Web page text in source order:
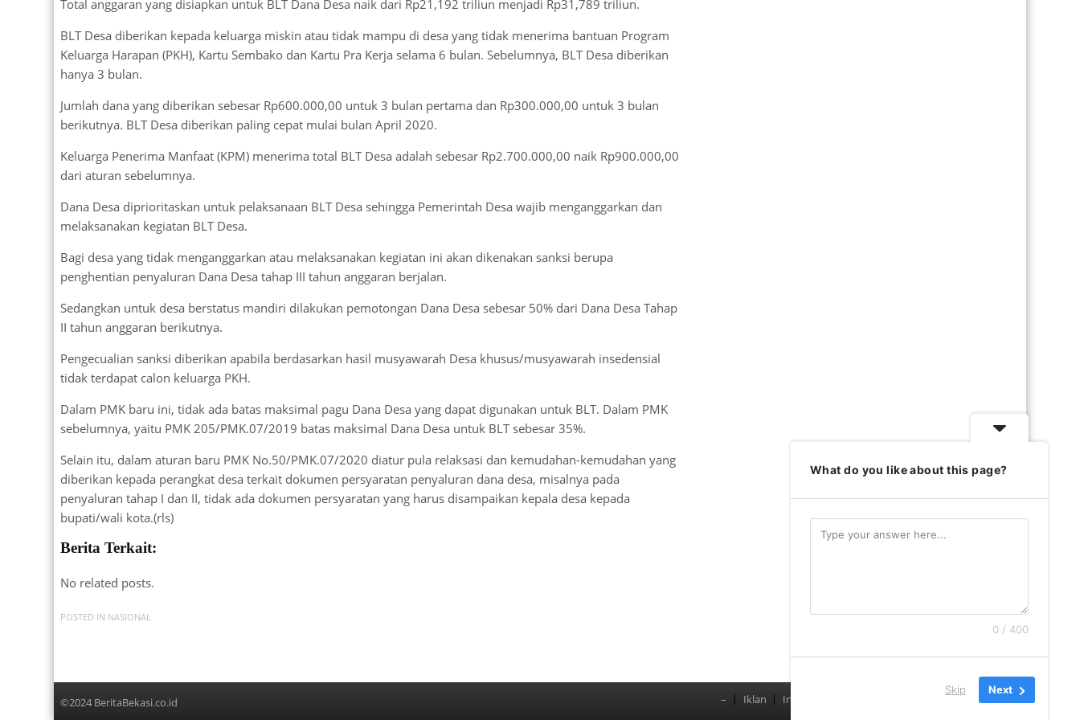
Total anggaran yang disiapkan untuk BLT Dana Desa naik dari Rp21,192 triliun menjadi Rp31,789 triliun.
BLT Desa diberikan kepada keluarga miskin atau tidak mampu di desa yang tidak menerima bantuan Program
Keluarga Harapan (PKH), Kartu Sembako dan Kartu Pra Kerja selama 6 bulan. Sebelumnya, BLT Desa diberikan
hanya 3 bulan.
Jumlah dana yang diberikan sebesar Rp600.000,00 untuk 3 bulan pertama dan Rp300.000,00 untuk 3 bulan
berikutnya. BLT Desa diberikan paling cepat mulai bulan April 2020.
Keluarga Penerima Manfaat (KPM) menerima total BLT Desa adalah sebesar Rp2.700.000,00 naik Rp900.000,00
dari aturan sebelumnya.
Dana Desa diprioritaskan untuk pelaksanaan BLT Desa sehingga Pemerintah Desa wajib menganggarkan dan
melaksanakan kegiatan BLT Desa.
Bagi desa yang tidak menganggarkan atau melaksanakan kegiatan ini akan dikenakan sanksi berupa
penghentian penyaluran Dana Desa tahap III tahun anggaran berjalan.
Sedangkan untuk desa berstatus mandiri dilakukan pemotongan Dana Desa sebesar 50% dari Dana Desa Tahap
II tahun anggaran berikutnya.
Pengecualian sanksi diberikan apabila berdasarkan hasil musyawarah Desa khusus/musyawarah insedensial
tidak terdapat calon keluarga PKH.
Dalam PMK baru ini, tidak ada batas maksimal pagu Dana Desa yang dapat digunakan untuk BLT. Dalam PMK
sebelumnya, yaitu PMK 205/PMK.07/2019 batas maksimal Dana Desa untuk BLT sebesar 35%.
Selain itu, dalam aturan baru PMK No.50/PMK.07/2020 diatur pula relaksasi dan kemudahan-kemudahan yang
diberikan kepada perangkat desa terkait dokumen persyaratan penyaluran dana desa, misalnya pada
penyaluran tahap I dan II, tidak ada dokumen persyaratan yang harus disampaikan kepala desa kepada
bupati/wali kota.(rls)
Berita Terkait:
No related posts.
POSTED IN NASIONAL
©2024 BeritaBekasi.co.id Menu
– Iklan Indeks Redaksi
What do you like about this page?
0 / 400
Skip Next